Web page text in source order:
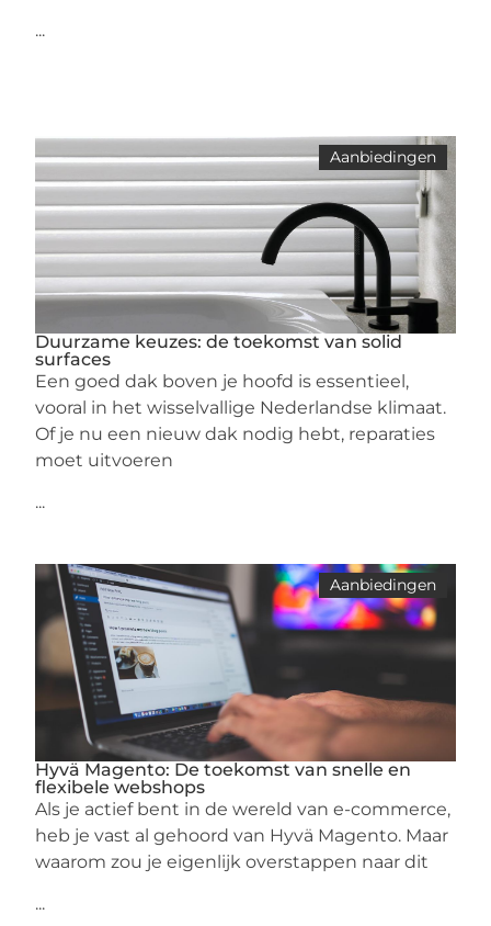
...
Aanbiedingen
Duurzame keuzes: de toekomst van solid
surfaces
Een goed dak boven je hoofd is essentieel,
vooral in het wisselvallige Nederlandse klimaat.
Of je nu een nieuw dak nodig hebt, reparaties
moet uitvoeren
...
Aanbiedingen
Hyvä Magento: De toekomst van snelle en
flexibele webshops
Als je actief bent in de wereld van e-commerce,
heb je vast al gehoord van Hyvä Magento. Maar
waarom zou je eigenlijk overstappen naar dit
...